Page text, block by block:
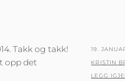
Takk og takk!
opp det
DEN
19.
AV
KRISTIN
LEGG